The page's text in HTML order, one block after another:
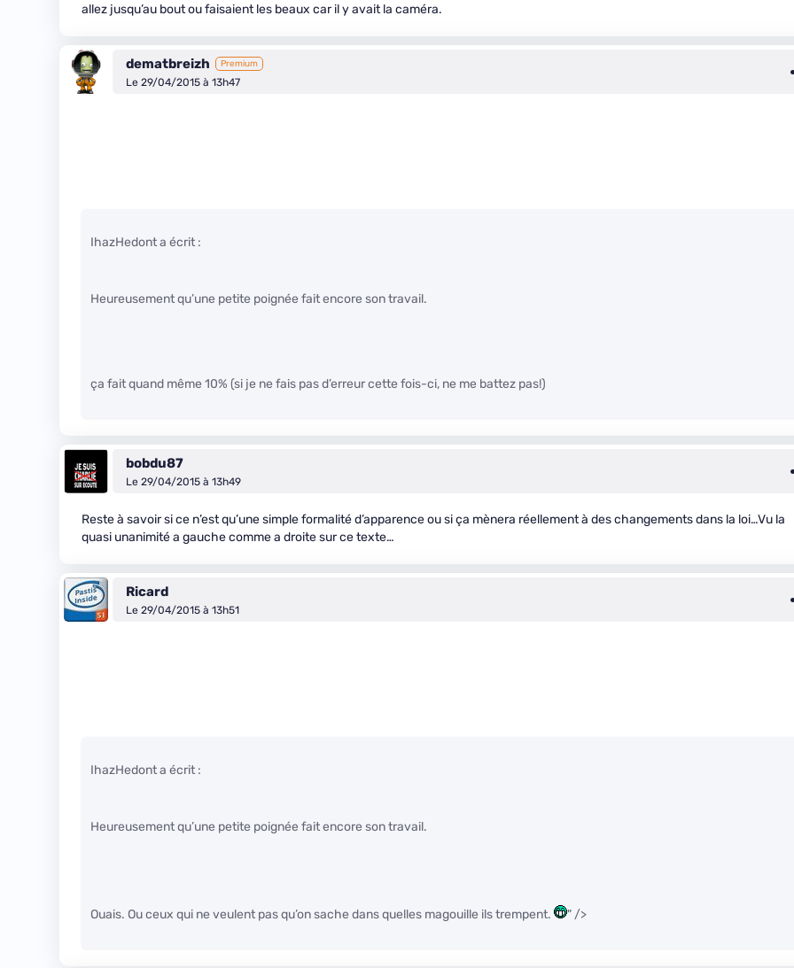
allez jusqu’au bout ou faisaient les beaux car il y avait la caméra.
dematbreizh Premium
Le 29/04/2015 à 13h47
IhazHedont a écrit :
Heureusement qu’une petite poignée fait encore son travail.
ça fait quand même 10% (si je ne fais pas d’erreur cette fois-ci, ne me battez pas!)
bobdu87
Le 29/04/2015 à 13h49
Reste à savoir si ce n’est qu’une simple formalité d’apparence ou si ça mènera réellement à des changements dans la loi…Vu la
quasi unanimité a gauche comme a droite sur ce texte…
Ricard
Le 29/04/2015 à 13h51
IhazHedont a écrit :
Heureusement qu’une petite poignée fait encore son travail.
Ouais. Ou ceux qui ne veulent pas qu’on sache dans quelles magouille ils trempent. " />